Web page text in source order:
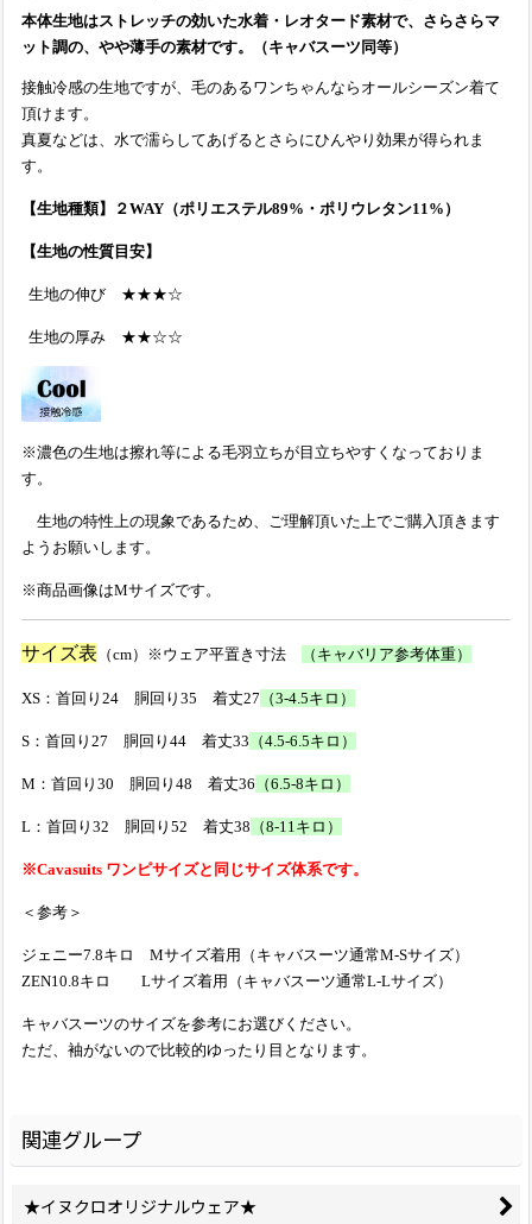
本体生地はストレッチの効いた水着・レオタード素材で、さらさらマ
ット調の、やや薄手の素材です。（キャバスーツ同等）
接触冷感の生地ですが、毛のあるワンちゃんならオールシーズン着て
頂けます。
真夏などは、水で濡らしてあげるとさらにひんやり効果が得られま
す。
【生地種類】２WAY（ポリエステル89%・ポリウレタン11%）
【生地の性質目安】
生地の伸び ★★★☆
生地の厚み ★★☆☆
※濃色の生地は擦れ等による毛羽立ちが目立ちやすくなっておりま
す。
生地の特性上の現象であるため、ご理解頂いた上でご購入頂きます
ようお願いします。
※商品画像はMサイズです。
サイズ表 （cm）※ウェア平置き寸法 （キャバリア参考体重）
XS：首回り24 胴回り35 着丈27 （3-4.5キロ）
S：首回り27 胴回り44 着丈33 （4.5-6.5キロ）
M：首回り30 胴回り48 着丈36 （6.5-8キロ）
L：首回り32 胴回り52 着丈38 （8-11キロ）
※Cavasuits ワンピサイズと同じサイズ体系です。
＜参考＞
ジェニー7.8キロ Mサイズ着用（キャバスーツ通常M-Sサイズ）
ZEN10.8キロ Lサイズ着用（キャバスーツ通常L-Lサイズ）
キャバスーツのサイズを参考にお選びください。
ただ、袖がないので比較的ゆったり目となります。
関連グループ
★イヌクロオリジナルウェア★